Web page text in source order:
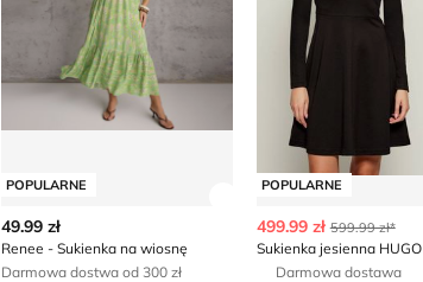
POPULARNE
49.99 zł
Renee - Sukienka na wiosnę
Darmowa dostwa od 300 zł
POPULARNE
499.99 zł 599.99 zł*
Sukienka jesienna HUGO
Darmowa dostawa